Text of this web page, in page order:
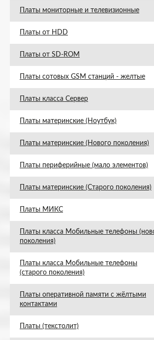
Платы мониторные и телевизионные
Платы от HDD
Платы от SD-ROM
Платы сотовых GSM станций - желтые
Платы класса Сервер
Платы материнские (Ноутбук)
Платы материнские (Нового поколения)
Платы периферийные (мало элементов)
Платы материнские (Старого поколения)
Платы МИКС
Платы класса Мобильные телефоны
поколения)
Платы класса Мобильные телефоны
(старого поколения)
Платы оперативной памяти с жёлтыми
контактами
Платы (текстолит)